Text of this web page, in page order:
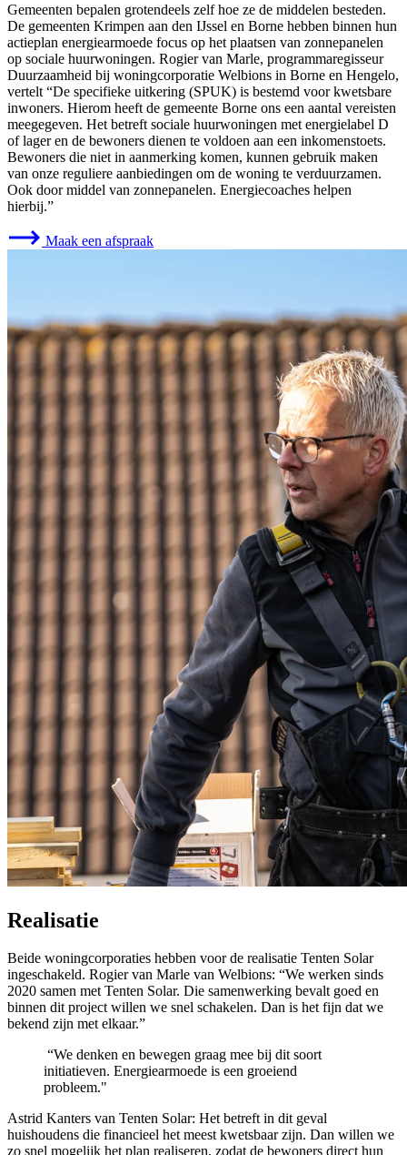
Gemeenten bepalen grotendeels zelf hoe ze de middelen besteden.
De gemeenten Krimpen aan den IJssel en Borne hebben binnen hun
actieplan energiearmoede focus op het plaatsen van zonnepanelen
op sociale huurwoningen. Rogier van Marle, programmaregisseur
Duurzaamheid bij woningcorporatie Welbions in Borne en Hengelo,
vertelt “De specifieke uitkering (SPUK) is bestemd voor kwetsbare
inwoners. Hierom heeft de gemeente Borne ons een aantal vereisten
meegegeven. Het betreft sociale huurwoningen met energielabel D
of lager en de bewoners dienen te voldoen aan een inkomenstoets.
Bewoners die niet in aanmerking komen, kunnen gebruik maken
van onze reguliere aanbiedingen om de woning te verduurzamen.
Ook door middel van zonnepanelen. Energiecoaches helpen
hierbij.”
Maak een afspraak
Realisatie
Beide woningcorporaties hebben voor de realisatie Tenten Solar
ingeschakeld. Rogier van Marle van Welbions: “We werken sinds
2020 samen met Tenten Solar. Die samenwerking bevalt goed en
binnen dit project willen we snel schakelen. Dan is het fijn dat we
bekend zijn met elkaar.”
“We denken en bewegen graag mee bij dit soort
initiatieven. Energiearmoede is een groeiend
probleem."
Astrid Kanters van Tenten Solar: Het betreft in dit geval
huishoudens die financieel het meest kwetsbaar zijn. Dan willen we
zo snel mogelijk het plan realiseren, zodat de bewoners direct hun